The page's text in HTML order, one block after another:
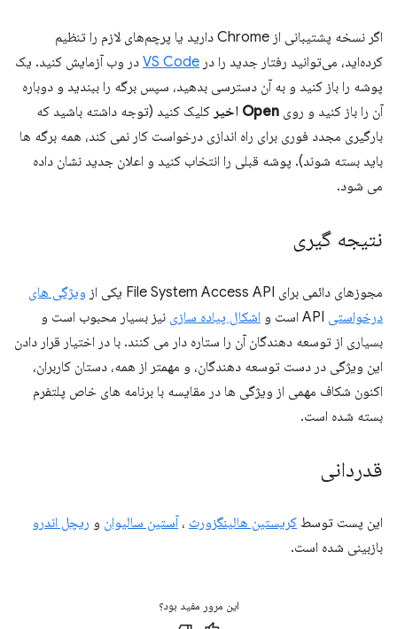
اگر نسخه پشتیبانی از Chrome دارید یا پرچم‌های لازم را تنظیم
کرده‌اید، می‌توانید رفتار جدید را در VS Code در وب آزمایش کنید. یک
پوشه را باز کنید و به آن دسترسی بدهید، سپس برگه را ببندید و دوباره
آن را باز کنید و روی Open اخیر
کلیک کنید (توجه داشته باشید که
بارگیری مجدد فوری برای راه اندازی درخواست کار نمی کند، همه برگه ها
باید بسته شوند). پوشه قبلی را انتخاب کنید و اعلان جدید نشان داده
می شود.
نتیجه گیری
مجوزهای دائمی برای File System Access API یکی از
ویژگی های
درخواستی
اشکال پیاده سازی نیز بسیار محبوب است و
بسیاری از توسعه دهندگان آن را ستاره دار می کنند. با در اختیار قرار دادن
این ویژگی در دست توسعه دهندگان، و مهمتر از همه، دستان کاربران،
اکنون شکاف مهمی از ویژگی ها در مقایسه با برنامه های خاص پلتفرم
بسته شده است.
قدردانی
این پست توسط کریستین هالینگزورث ،آستین سالیوان و ریچل اندرو
بازبینی شده است.
این مرور مفید بود؟